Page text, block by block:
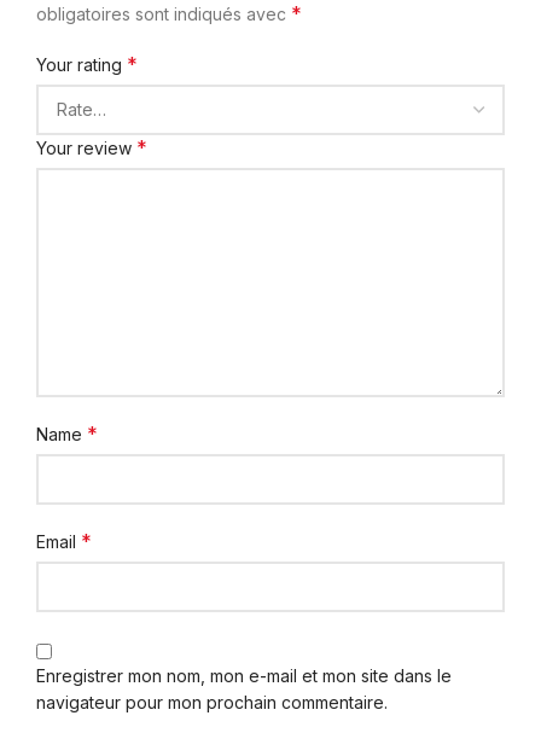
obligatoires sont indiqués avec *
Your rating *
Your review *
Name *
Email *
Enregistrer mon nom, mon e-mail et mon site dans le
navigateur pour mon prochain commentaire.